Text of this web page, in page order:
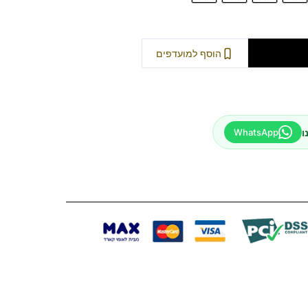
הוסף למועדפים
WhatsApp